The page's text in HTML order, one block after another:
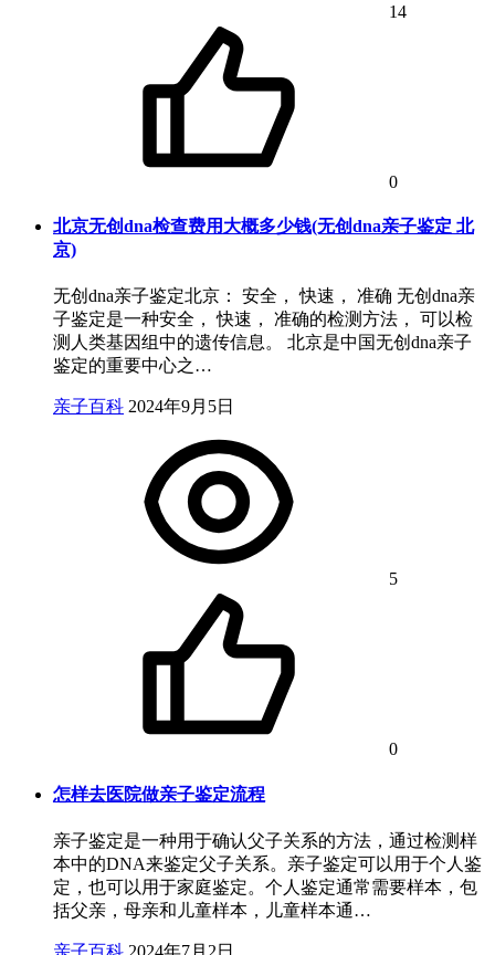
14
0
北京无创dna检查费用大概多少钱(无创dna亲子鉴定 北
京)
无创dna亲子鉴定北京： 安全， 快速， 准确 无创dna亲
子鉴定是一种安全， 快速， 准确的检测方法， 可以检
测人类基因组中的遗传信息。 北京是中国无创dna亲子
鉴定的重要中心之…
亲子百科 2024年9月5日
5
0
怎样去医院做亲子鉴定流程
亲子鉴定是一种用于确认父子关系的方法，通过检测样
本中的DNA来鉴定父子关系。亲子鉴定可以用于个人鉴
定，也可以用于家庭鉴定。个人鉴定通常需要样本，包
括父亲，母亲和儿童样本，儿童样本通…
亲子百科 2024年7月2日